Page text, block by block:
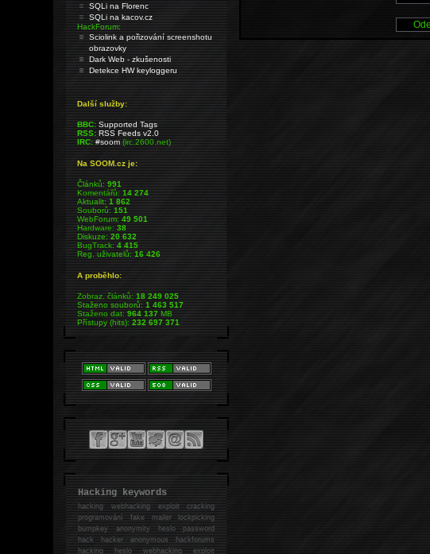
SQLi na Florenc
SQLi na kacov.cz
HackForum:
Sciolink a pořizování screenshotu
obrazovky
Dark Web - zkušenosti
Detekce HW keyloggeru
Další služby:
BBC: Supported Tags
RSS: RSS Feeds v2.0
IRC: #soom(irc.2600.net)
Na SOOM.cz je:
Článků:991
Komentářů:14 274
Aktualit:1 862
Souborů:151
WebForum:49 501
Hardware:38
Diskuze:20 632
BugTrack:4 415
Reg. uživatelů:16 426
A proběhlo:
Zobraz. článků:18 249 025
Staženo souborů:1 463 517
Staženo dat:964 137MB
Přístupy (hits):232 697 371
Hacking keywords
hackingwebhacking exploit cracking
programování fake mailer lockpicking
bumpkey anonymity heslo password
hackhacker anonymous hackforums
hackingheslo webhacking exploit